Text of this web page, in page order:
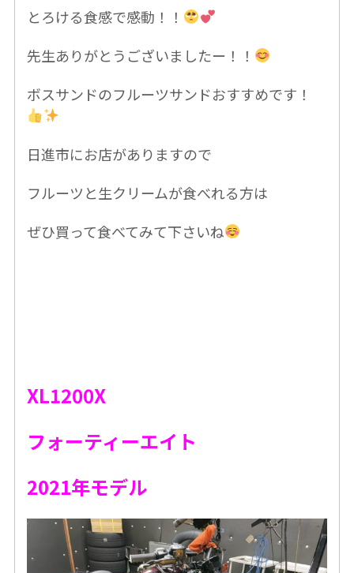
とろける食感で感動！！
先生ありがとうございましたー！！
ボスサンドのフルーツサンドおすすめです！
日進市にお店がありますので
フルーツと生クリームが食べれる方は
ぜひ買って食べてみて下さいね
XL1200X
フォーティーエイト
2021年モデル